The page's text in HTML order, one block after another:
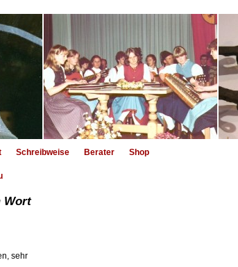
Schreibweise Berater Shop
Wort
sehr